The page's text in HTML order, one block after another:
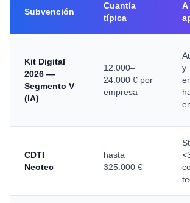
Subvención
Cuantía
típica
A
Kit Digital
2026 —
Segmento V
(IA)
12.000–
24.000 € por
empresa
y
CDTI
Neotec
hasta
325.000 €